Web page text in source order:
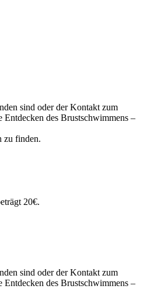
sind oder der Kontakt zum
Entdecken des Brustschwimmens –
zu finden.
20€.
sind oder der Kontakt zum
Entdecken des Brustschwimmens –